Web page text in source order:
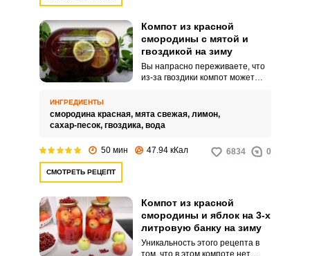
Компот из красной
смородины с мятой и
гвоздикой на зиму
Вы напрасно переживаете, что
из-за гвоздики компот может
тонкий пряный аромат и
немного терпкости.
ИНГРЕДИЕНТЫ
смородина красная, мята свежая, лимон,
сахар-песок, гвоздика, вода
50 мин 47.94 кКал 6834 0
СМОТРЕТЬ РЕЦЕПТ
Компот из красной
смородины и яблок на 3-х
литровую банку на зиму
Уникальность этого рецепта в
том, что в этом компоте нет